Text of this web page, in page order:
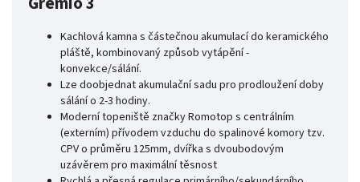
Kachlová kamna s částečnou akumulací do keramického
pláště, kombinovaný způsob vytápění -
konvekce/sálání.
Lze doobjednat akumulační sadu pro prodloužení doby
sálání o 2-3 hodiny.
Moderní topeniště značky Romotop s centrálním
(externím) přívodem vzduchu do spalinové komory tzv.
CPV o průměru 125mm, dvířka s dvoubodovým
uzávěrem pro maximální těsnost